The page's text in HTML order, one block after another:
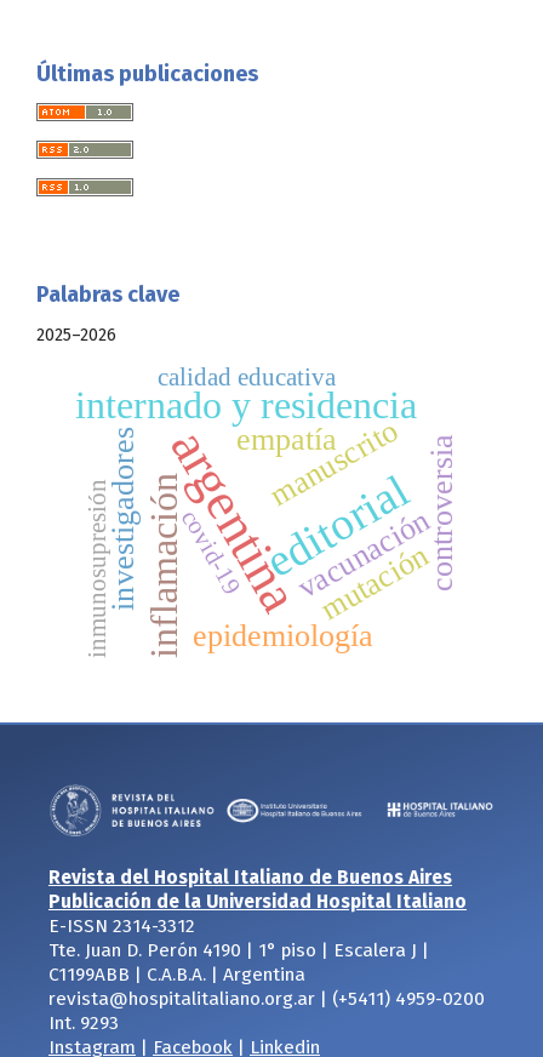
Últimas publicaciones
Palabras clave
2025–2026
argentinaeditorial
inflamación
internado y residencia
manuscrito
vacunación
empatía controversia
mutación
epidemiología
investigadores
calidad educativa
covid-19
inmunosupresión
Revista del Hospital Italiano de Buenos Aires
Publicación de la Universidad Hospital Italiano
E-ISSN 2314-3312
Tte. Juan D. Perón 4190 | 1° piso | Escalera J |
C1199ABB | C.A.B.A. | Argentina
revista@hospitalitaliano.org.ar | (+5411) 4959-0200
Int. 9293
Instagram | Facebook| Linkedin